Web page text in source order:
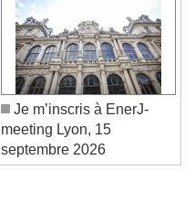
Je m’inscris à EnerJ-
meeting Lyon, 15
septembre 2026